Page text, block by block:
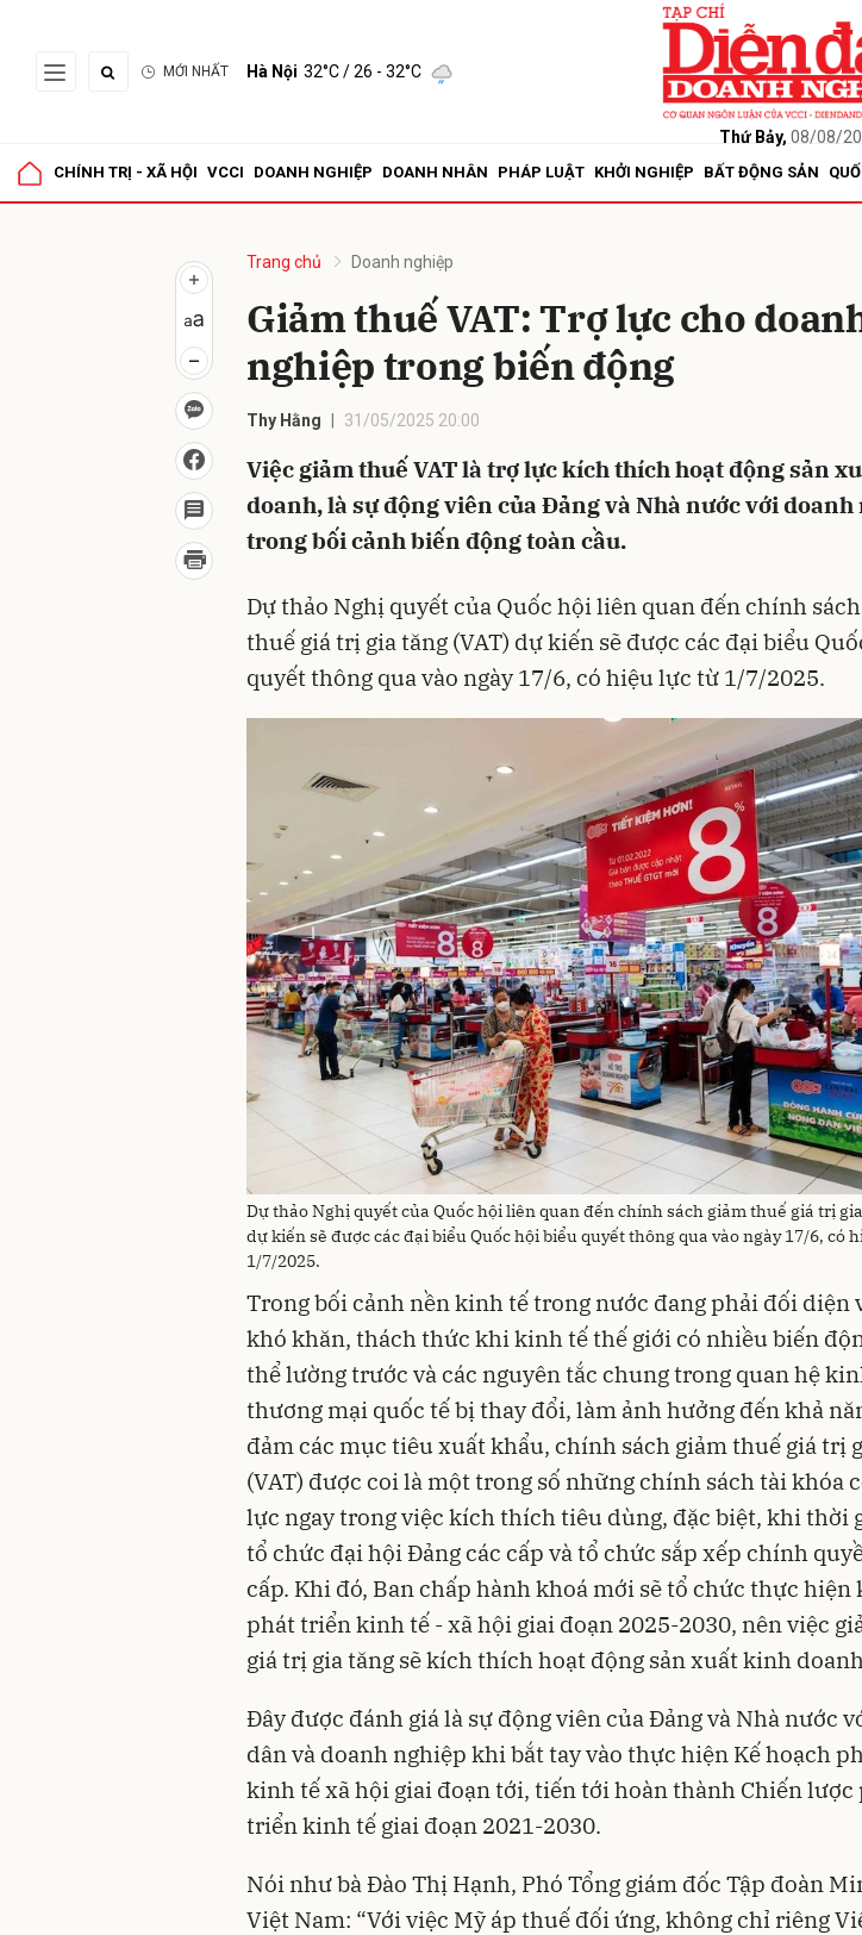
MỚI NHẤT Hà Nội 32°C/ 26 - 32°C
Thứ Bảy, 08/08/
CHÍNH TRỊ - XÃ HỘI VCCI DOANH NGHIỆP DOANH NHÂN PHÁP LUẬT KHỞI NGHIỆP BẤT ĐỘNG SẢN
Trang chủ Doanh nghiệp
Giảm thuế VAT: Trợ lực cho
nghiệp trong biến động
Thy Hằng 31/05/2025 20:00
Việc giảm thuế VAT là trợ lực kích thích hoạt động sản
doanh, là sự động viên của Đảng và Nhà nước với
trong bối cảnh biến động toàn cầu.
Dự thảo Nghị quyết của Quốc hội liên quan đến chính
thuế giá trị gia tăng (VAT) dự kiến sẽ được các đại biểu
quyết thông qua vào ngày 17/6, có hiệu lực từ 1/7/2025.
Dự thảo Nghị quyết của Quốc hội liên quan đến chính sách giảm thuế giá trị
dự kiến sẽ được các đại biểu Quốc hội biểu quyết thông qua vào ngày 17/6, có
1/7/2025.
Trong bối cảnh nền kinh tế trong nước đang phải đối diện
khó khăn, thách thức khi kinh tế thế giới có nhiều biến
thể lường trước và các nguyên tắc chung trong quan hệ
thương mại quốc tế bị thay đổi, làm ảnh hưởng đến khả
đảm các mục tiêu xuất khẩu, chính sách giảm thuế giá trị
(VAT) được coi là một trong số những chính sách tài khóa
lực ngay trong việc kích thích tiêu dùng, đặc biệt, khi thời
tổ chức đại hội Đảng các cấp và tổ chức sắp xếp chính
cấp. Khi đó, Ban chấp hành khoá mới sẽ tổ chức thực hiện
phát triển kinh tế - xã hội giai đoạn 2025-2030, nên việc
giá trị gia tăng sẽ kích thích hoạt động sản xuất kinh
Đây được đánh giá là sự động viên của Đảng và Nhà nước
dân và doanh nghiệp khi bắt tay vào thực hiện Kế hoạch
kinh tế xã hội giai đoạn tới, tiến tới hoàn thành Chiến lược
triển kinh tế giai đoạn 2021-2030.
Nói như bà Đào Thị Hạnh, Phó Tổng giám đốc Tập đoàn
Việt Nam: “Với việc Mỹ áp thuế đối ứng, không chỉ riêng